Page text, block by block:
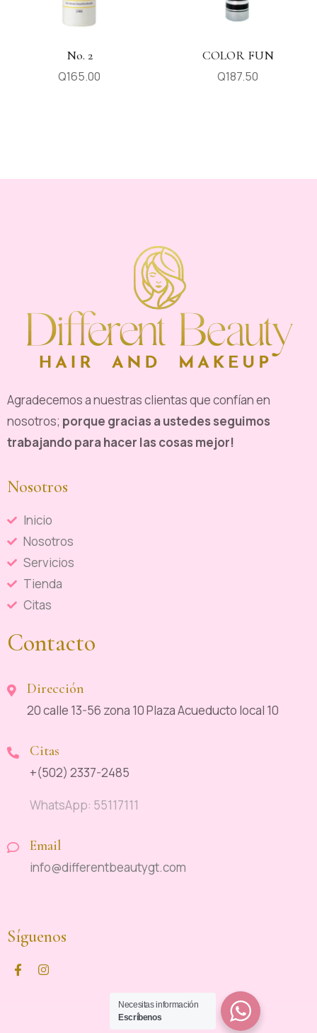
No. 2
Q165.00
COLOR FUN
Q187.50
Agradecemos a nuestras clientas que confían en
nosotros; porque gracias a ustedes seguimos
trabajando para hacer las cosas mejor!
Nosotros
Inicio
Nosotros
Servicios
Tienda
Citas
Contacto
Dirección
20 calle 13-56 zona 10 Plaza Acueducto local 10
Citas
+(502) 2337-2485
WhatsApp: 55117111
Email
info@differentbeautygt.com
Síguenos
Necesitas información
Escríbenos